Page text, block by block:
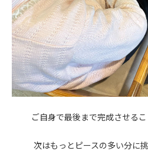
ご自身で最後まで完成させる
次はもっとピースの多い分に